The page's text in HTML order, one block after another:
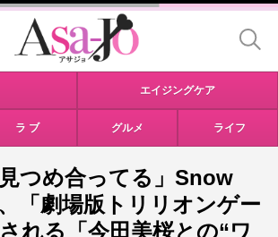
エイジングケア
ラ ブ グルメ ライフ
見つめ合ってる」Snow
「劇場版トリリオンゲー
れる「今田美桜との“ワ